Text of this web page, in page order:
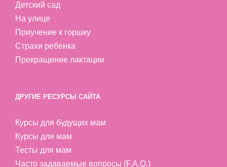
Детский сад
На улице
Приучение к горшку
Страхи ребенка
Прекращение лактации
ДРУГИЕ РЕСУРСЫ САЙТА
Курсы для будущих мам
Курсы для мам
Тесты для мам
Часто задаваемые вопросы (F.A.Q.)